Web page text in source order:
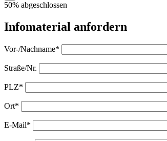
50% abgeschlossen
Infomaterial anfordern
Vor-/Nachname*
Straße/Nr.
PLZ*
Ort*
E-Mail*